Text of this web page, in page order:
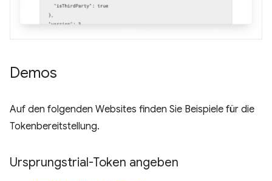
Demos
Auf den folgenden Websites finden Sie Beispiele für die
Tokenbereitstellung.
Ursprungstrial-Token angeben